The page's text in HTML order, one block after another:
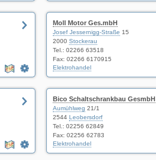
Moll Motor Ges.mbH
Josef Jessernigg-Straße 15
2000 Stockerau
Tel.: 02266 63518
Fax: 02266 6170915
Elektrohandel
Bico Schaltschrankbau GesmbH
Aumühlweg 21/1
2544 Leobersdorf
Tel.: 02256 62849
Fax: 02256 62783
Elektrohandel